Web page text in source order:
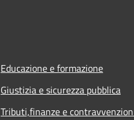
Educazione e formazione
Giustizia e sicurezza pubblica
Tributi,finanze e